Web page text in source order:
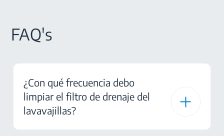
FAQ's
¿Con qué frecuencia debo
limpiar el filtro de drenaje del
lavavajillas?